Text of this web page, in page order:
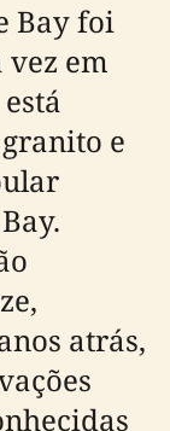
Bay foi
em
e
atrás,